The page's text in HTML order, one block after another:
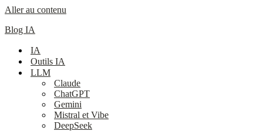
Aller au contenu
Blog IA
IA
Outils IA
LLM
Claude
ChatGPT
Gemini
Mistral et Vibe
DeepSeek